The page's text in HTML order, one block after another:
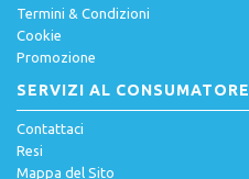
Termini & Condizioni
Cookie
Promozione
SERVIZI AL CONSUMATORE
Contattaci
Resi
Mappa del Sito